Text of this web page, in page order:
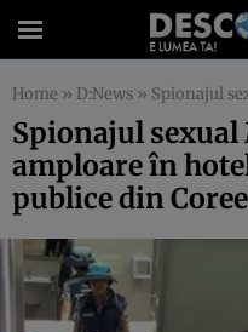
Home » D:News » Spionajul sexual
Spionajul sexual
amploare în
publice din